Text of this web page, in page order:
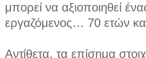
μπορεί να αξιοποιηθεί
εργαζόμενος… 70 ετών
Αντίθετα, τα επίσημα